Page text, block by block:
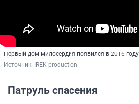
Первый дом милосердия появился в 2016 году
Источник:
IREK production
Патруль спасения